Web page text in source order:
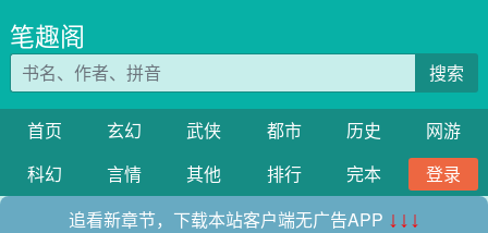
笔趣阁
搜索
首页 玄幻 武侠 都市 历史
网游
科幻
言情 其他 排行 完本
登录
追看新章节，下载本站客户端无广告APP ↓↓↓